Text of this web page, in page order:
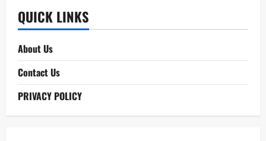
QUICK LINKS
About Us
Contact Us
PRIVACY POLICY